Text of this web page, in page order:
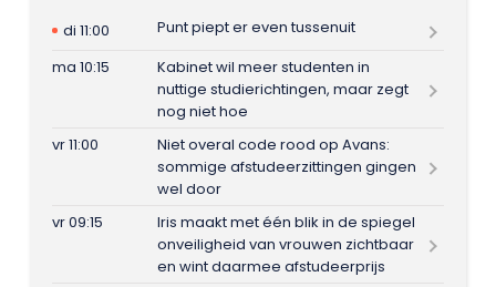
di 11:00
Punt piept er even tussenuit
ma 10:15
Kabinet wil meer studenten in
nuttige studierichtingen, maar zegt
nog niet hoe
vr 11:00
Niet overal code rood op Avans:
sommige afstudeerzittingen gingen
wel door
vr 09:15
Iris maakt met één blik in de spiegel
onveiligheid van vrouwen zichtbaar
en wint daarmee afstudeerprijs